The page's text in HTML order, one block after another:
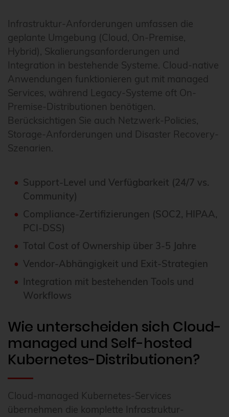
Infrastruktur-Anforderungen umfassen die
geplante Umgebung (Cloud, On-Premise,
Hybrid), Skalierungsanforderungen und
Integration in bestehende Systeme. Cloud-native
Anwendungen funktionieren gut mit managed
Services, während Legacy-Systeme oft On-
Premise-Distributionen benötigen.
Berücksichtigen Sie auch Netzwerk-Policies,
Storage-Anforderungen und Disaster Recovery-
Szenarien.
Support-Level und Verfügbarkeit (24/7 vs.
Community)
Compliance-Zertifizierungen (SOC2, HIPAA,
PCI-DSS)
Total Cost of Ownership über 3-5 Jahre
Vendor-Abhängigkeit und Exit-Strategien
Integration mit bestehenden Tools und
Workflows
Wie unterscheiden sich Cloud-
managed und Self-hosted
Kubernetes-Distributionen?
Cloud-managed Kubernetes-Services
übernehmen die komplette Infrastruktur-